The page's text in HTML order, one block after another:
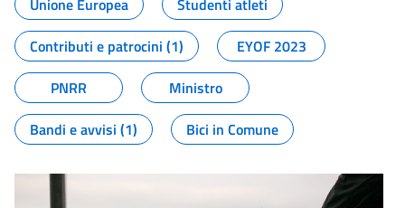
Unione Europea
Studenti atleti
Contributi e patrocini (1)
EYOF 2023
PNRR
Ministro
Bandi e avvisi (1)
Bici in Comune